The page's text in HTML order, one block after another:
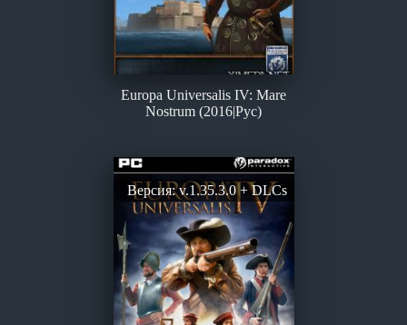
Europa Universalis IV: Mare
Nostrum (2016|Рус)
Версия: v.1.35.3.0 + DLCs